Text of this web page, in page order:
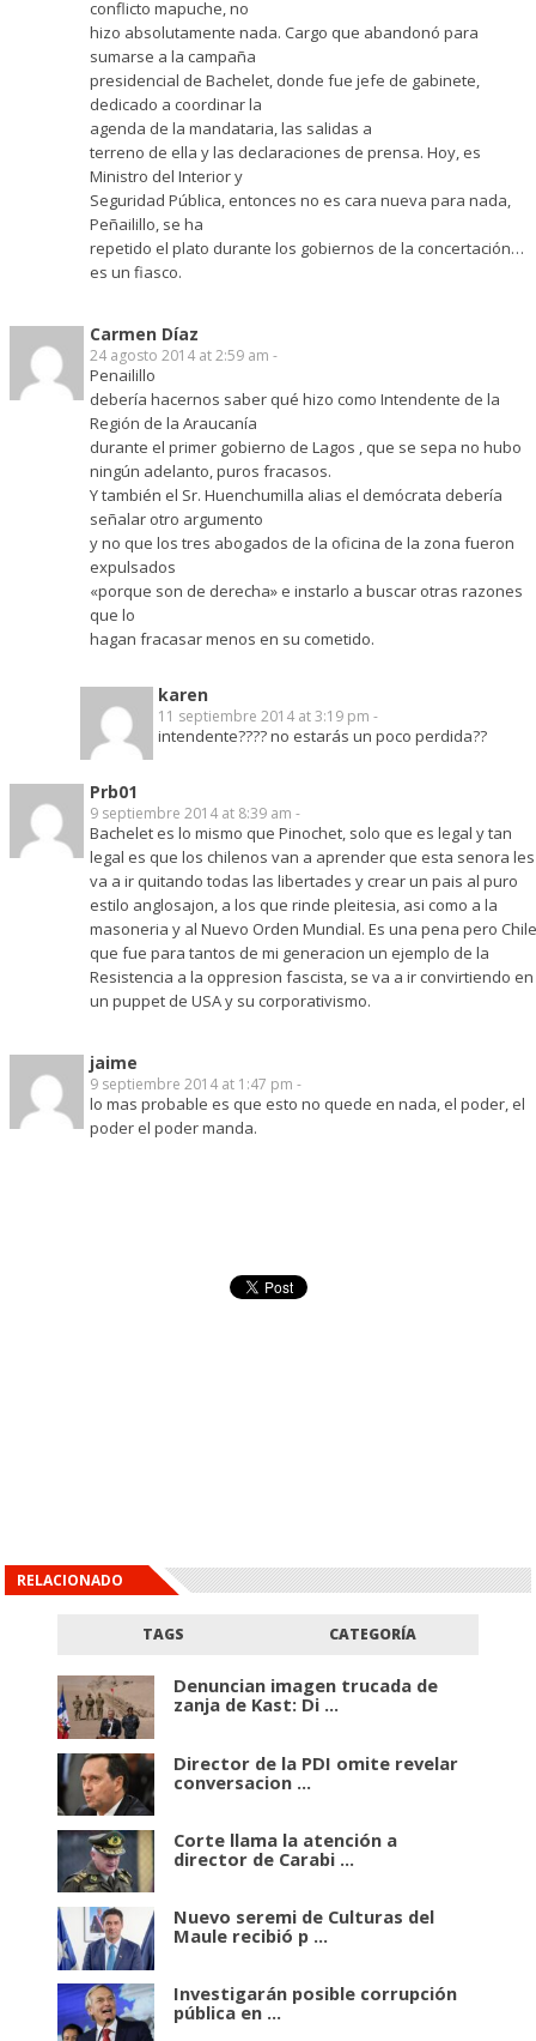
conflicto mapuche, no
hizo absolutamente nada. Cargo que abandonó para
sumarse a la campaña
presidencial de Bachelet, donde fue jefe de gabinete,
dedicado a coordinar la
agenda de la mandataria, las salidas a
terreno de ella y las declaraciones de prensa. Hoy, es
Ministro del Interior y
Seguridad Pública, entonces no es cara nueva para nada,
Peñailillo, se ha
repetido el plato durante los gobiernos de la concertación…
es un fiasco.
Carmen Díaz
24 agosto 2014 at 2:59 am -
Penailillo
debería hacernos saber qué hizo como Intendente de la
Región de la Araucanía
durante el primer gobierno de Lagos , que se sepa no hubo
ningún adelanto, puros fracasos.
Y también el Sr. Huenchumilla alias el demócrata debería
señalar otro argumento
y no que los tres abogados de la oficina de la zona fueron
expulsados
«porque son de derecha» e instarlo a buscar otras razones
que lo
hagan fracasar menos en su cometido.
karen
11 septiembre 2014 at 3:19 pm -
intendente???? no estarás un poco perdida??
Prb01
9 septiembre 2014 at 8:39 am -
Bachelet es lo mismo que Pinochet, solo que es legal y tan
legal es que los chilenos van a aprender que esta senora les
va a ir quitando todas las libertades y crear un pais al puro
estilo anglosajon, a los que rinde pleitesia, asi como a la
masoneria y al Nuevo Orden Mundial. Es una pena pero Chile
que fue para tantos de mi generacion un ejemplo de la
Resistencia a la oppresion fascista, se va a ir convirtiendo en
un puppet de USA y su corporativismo.
jaime
9 septiembre 2014 at 1:47 pm -
lo mas probable es que esto no quede en nada, el poder, el
poder el poder manda.
RELACIONADO
TAGS CATEGORÍA
Denuncian imagen trucada de
zanja de Kast: Di ...
Director de la PDI omite revelar
conversacion ...
Corte llama la atención a
director de Carabi ...
Nuevo seremi de Culturas del
Maule recibió p ...
Investigarán posible corrupción
pública en ...